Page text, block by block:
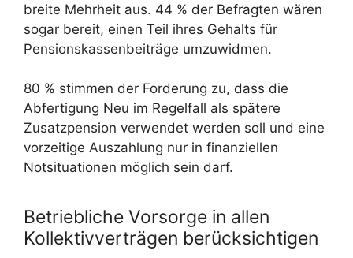
breite Mehrheit aus. 44 % der Befragten wären
sogar bereit, einen Teil ihres Gehalts für
Pensionskassenbeiträge umzuwidmen.
80 % stimmen der Forderung zu, dass die
Abfertigung Neu im Regelfall als spätere
Zusatzpension verwendet werden soll und eine
vorzeitige Auszahlung nur in finanziellen
Notsituationen möglich sein darf.
Betriebliche Vorsorge in allen
Kollektivverträgen berücksichtigen